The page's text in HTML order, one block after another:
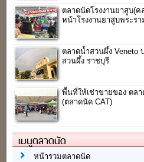
ตลาดนัดโรงงานยาสูบ(ค
หน้าโรงงานยาสูบพระร
ตลาดน้ำสวนผึ้ง Veneto
สวนผึ้ง ราชบุรี
พื้นที่ให้เช่าขายของ ตล
(ตลาดนัด CAT)
เมนูตลาดนัด
หน้ารวมตลาดนัด